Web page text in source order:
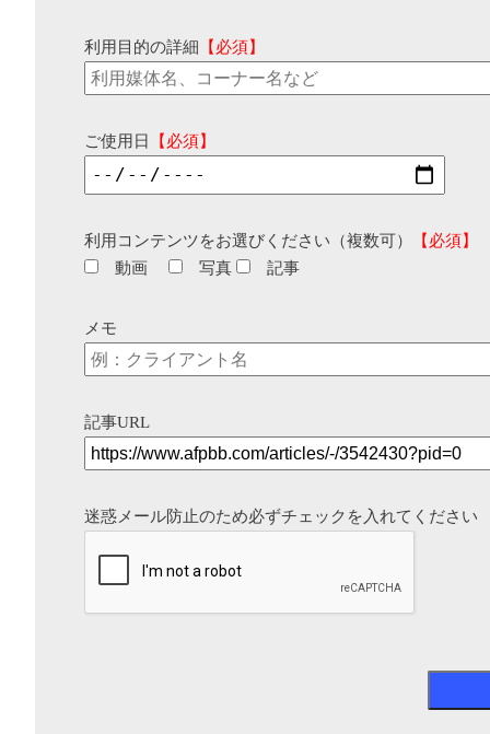
利用目的の詳細 【必須】
ご使用日 【必須】
利用コンテンツをお選びください（複数可）
【必須】
動画
写真 記事
メモ
記事URL
迷惑メール防止のため必ずチェックを入れてください